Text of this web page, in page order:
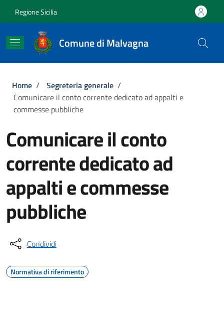
Regione Sicilia
Comune di Malvagna
Briciole di pane
Home / Segreteria generale /
Comunicare il conto corrente dedicato ad appalti e
commesse pubbliche
Comunicare il conto
corrente dedicato ad
appalti e commesse
pubbliche
Condividi
Normativa di riferimento